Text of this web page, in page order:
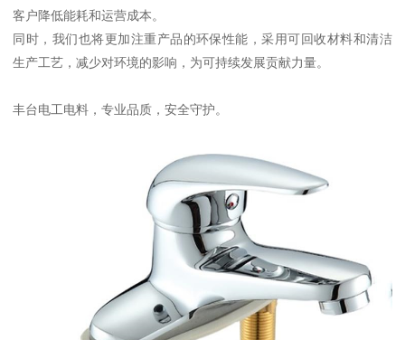
客户降低能耗和运营成本。
同时，我们也将更加注重产品的环保性能，采用可回收材料和清洁
生产工艺，减少对环境的影响，为可持续发展贡献力量。
丰台电工电料，专业品质，安全守护。